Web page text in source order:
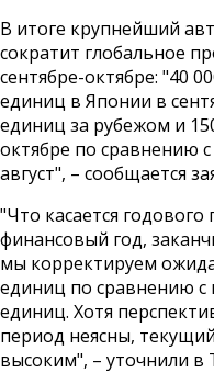
В итоге крупнейший
сократит глобальное
сентябре-октябре: "40
единиц в Японии в
единиц за рубежом и
октябре по сравнению
август", – сообщается
"Что касается
финансовый год,
мы корректируем
единиц по сравнению с
единиц. Хотя
период неясны,
высоким", – уточнили в